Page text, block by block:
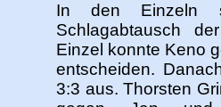
In den Einzeln
Schlagabtausch
Einzel konnte Keno
entscheiden.
3:3 aus. Thorsten